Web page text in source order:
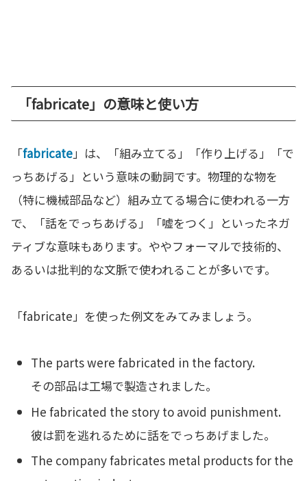
「fabricate」の意味と使い方
「fabricate」は、「組み立てる」「作り上げる」「で
っちあげる」という意味の動詞です。物理的な物を
（特に機械部品など）組み立てる場合に使われる一方
で、「話をでっちあげる」「嘘をつく」といったネガ
ティブな意味もあります。ややフォーマルで技術的、
あるいは批判的な文脈で使われることが多いです。
「fabricate」を使った例文をみてみましょう。
The parts were fabricated in the factory.
その部品は工場で製造されました。
He fabricated the story to avoid punishment.
彼は罰を逃れるために話をでっちあげました。
The company fabricates metal products for the